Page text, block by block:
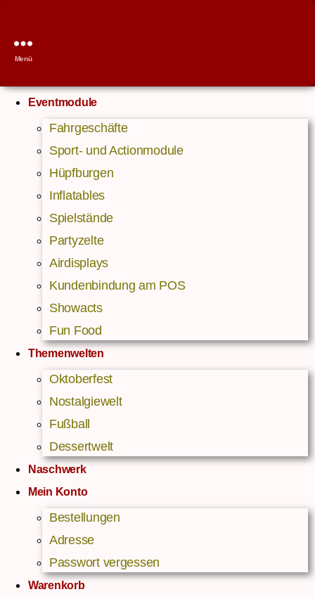
Menü
Eventmodule
Fahrgeschäfte
Sport- und Actionmodule
Hüpfburgen
Inflatables
Spielstände
Partyzelte
Airdisplays
Kundenbindung am POS
Showacts
Fun Food
Themenwelten
Oktoberfest
Nostalgiewelt
Fußball
Dessertwelt
Naschwerk
Mein Konto
Bestellungen
Adresse
Passwort vergessen
Warenkorb